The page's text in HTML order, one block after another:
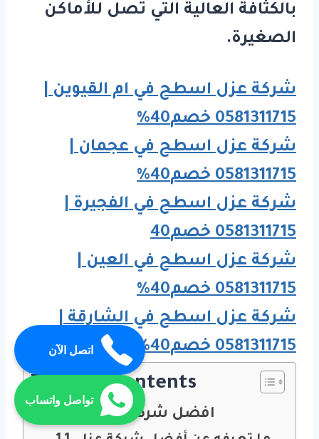
بالكثافة العالية التي تصل للأماكن
الصغيرة.
شركة عزل اسطح في ام القيوين |
0581311715 خصم40%
شركة عزل اسطح في عجمان |
0581311715 خصم40%
شركة عزل اسطح في الفجيرة |
0581311715 خصم40
شركة عزل اسطح في العين |
0581311715 خصم40%
شركة عزل اسطح في الشارقة |
0581311715 خصم40%
Table of Contents
افضل شركة عزل اسطح
اتصل الآن
تواصل واتساب